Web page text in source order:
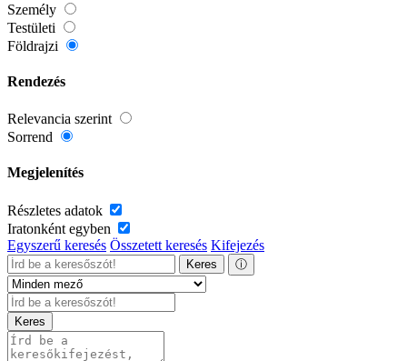
Személy
Testületi
Földrajzi
Rendezés
Relevancia szerint
Sorrend
Megjelenítés
Részletes adatok
Iratonként egyben
Egyszerű keresés Összetett keresés Kifejezés
Keres ⓘ
Keres